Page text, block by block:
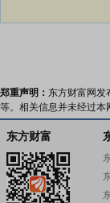
郑重声明： 东方财富网发
等。相关信息并未经过